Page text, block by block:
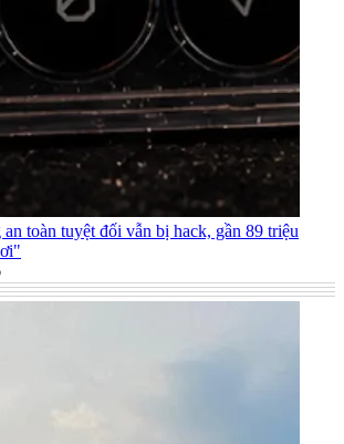
toàn tuyệt đối vẫn bị hack, gần 89 triệu